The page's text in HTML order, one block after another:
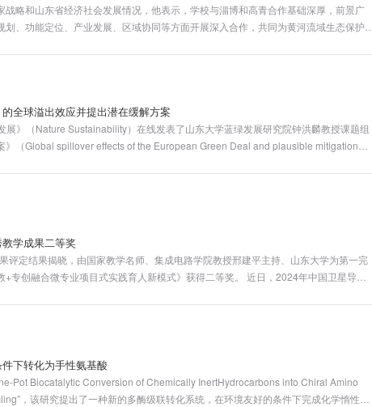
略和山东省经济社会发展情况，他表示，学校与淄博和高青合作基础深厚，前景广
、功能定位、产业发展、区域协同等方面开展深入合作，共同为黄河流域生态保护和
全球溢出效应并提出潜在缓解方案
》（Nature Sustainability）在线发表了山东大学蓝绿发展研究院钟洪麟教授课题组
》（Global spillover effects of the European Green Deal and plausible mitigation
马里兰大学教授孙来祥、冯奎双，格罗宁根大学教授Klaus Hubacek为论文共同通
学成果二等奖
评定结果揭晓，由国家教学名师、集成电路学院教授邢建平主持、山东大学为第一完
专创融合微专业项目式实践育人新模式》获得二等奖。 近日，2024年中国卫星导航
师、集成电路学院教授邢建平主持、山东大学为第一完成单位的《北斗新时空科教实
下转化为手性氨基酸
Pot Biocatalytic Conversion of Chemically InertHydrocarbons into Chiral Amino
，该研究提出了一种新的多酶级联转化系统，在环境友好的条件下完成化学惰性烃